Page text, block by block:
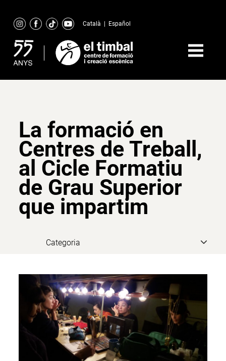
content
Català Español
La formació en
Centres de Treball,
al Cicle Formatiu
de Grau Superior
que impartim